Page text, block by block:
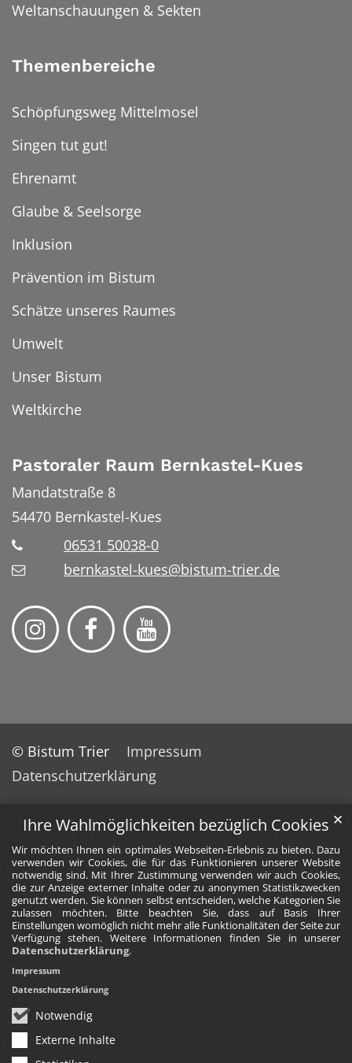
Ihre Wahlmöglichkeiten bezüglich Cookies
Wir möchten Ihnen ein optimales Webseiten-Erlebnis zu bieten. Dazu
verwenden wir Cookies, die für das Funktionieren unserer Website
notwendig sind. Mit Ihrer Zustimmung verwenden wir auch Cookies,
die zur Anzeige externer Inhalte oder zu anonymen Statistikzwecken
genutzt werden. Sie können selbst entscheiden, welche Kategorien Sie
zulassen möchten. Bitte beachten Sie, dass auf Basis Ihrer
Einstellungen womöglich nicht mehr alle Funktionalitäten der Seite zur
Verfügung stehen. Weitere Informationen finden Sie in unserer
Datenschutzerklärung.
Notwendig
Externe Inhalte
✕
Impressum
Datenschutzerklärung
Weltanschauungen & Sekten
Themenbereiche
Schöpfungsweg Mittelmosel
Singen tut gut!
Ehrenamt
Glaube & Seelsorge
Inklusion
Prävention im Bistum
Schätze unseres Raumes
Umwelt
Unser Bistum
Weltkirche
Pastoraler Raum Bernkastel-Kues
Mandatstraße 8
54470 Bernkastel-Kues
06531 50038-0
bernkastel-kues@bistum-trier.de
© Bistum Trier
Impressum
Datenschutzerklärung